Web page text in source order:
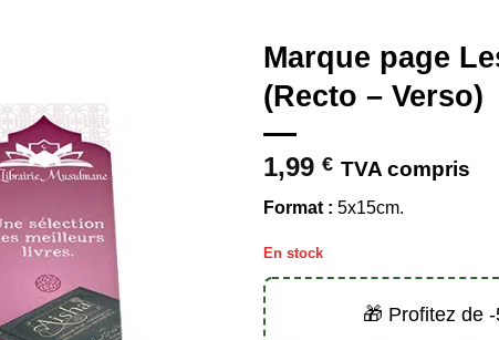
Marque page
(Recto – Verso)
1,99 € TVA compris
Format : 5x15cm.
En stock
🎁 Profitez de